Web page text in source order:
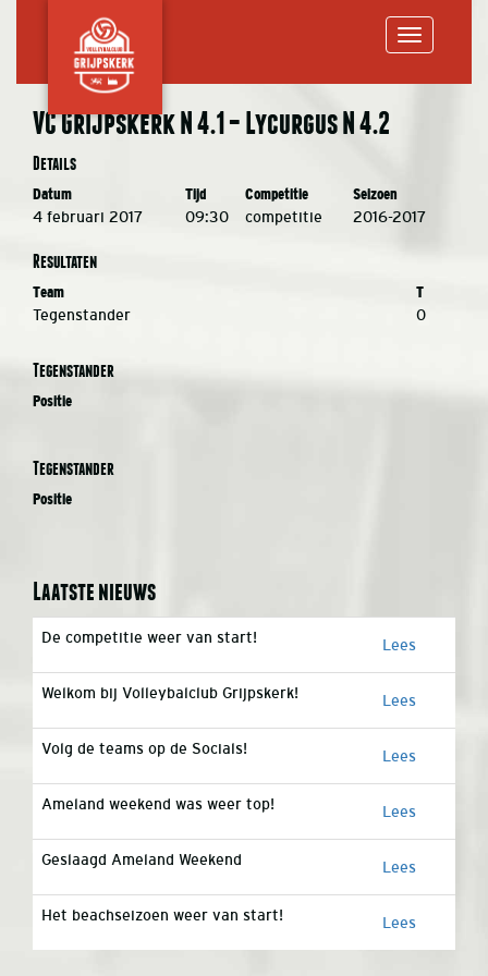
VC Grijpskerk N 4.1 – Lycurgus N 4.2
Details
Datum Tijd Competitie Seizoen
4 februari 2017 09:30 competitie 2016-2017
Resultaten
Team T
Tegenstander 0
Tegenstander
Positie
Tegenstander
Positie
Laatste nieuws
De competitie weer van start! Lees
Welkom bij Volleybalclub Grijpskerk! Lees
Volg de teams op de Socials! Lees
Ameland weekend was weer top! Lees
Geslaagd Ameland Weekend Lees
Het beachseizoen weer van start! Lees